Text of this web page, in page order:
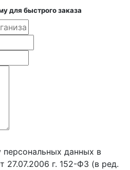
для быстрого заказа
персональных данных в
27.07.2006 г. 152-ФЗ (в ред.